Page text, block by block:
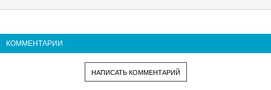
КОММЕНТАРИИ
НАПИСАТЬ КОММЕНТАРИЙ